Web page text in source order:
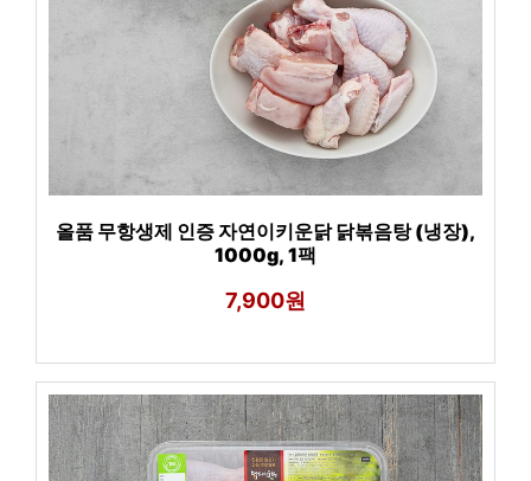
올품 무항생제 인증 자연이키운닭 닭볶음탕 (냉장),
1000g, 1팩
7,900원